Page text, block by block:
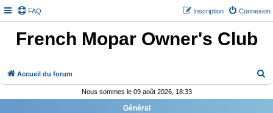
FAQ Connexion
Inscription
French Mopar Owner's Club
Accueil du forum
Nous sommes le 09 août 2026, 18:33
Général